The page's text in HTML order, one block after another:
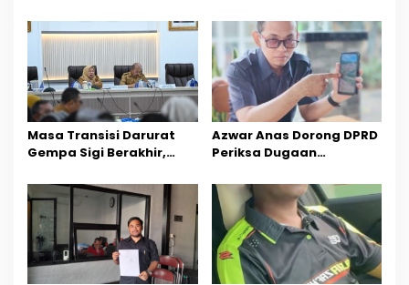
Ilmu dan Pendidikan
Sektor Jadi Prioritas
Masa Transisi Darurat
Gempa Sigi Berakhir,
Percepatan Pemulihan
Azwar Anas Dorong DPRD
Periksa Dugaan
Wilayah Tambang PT
CPM